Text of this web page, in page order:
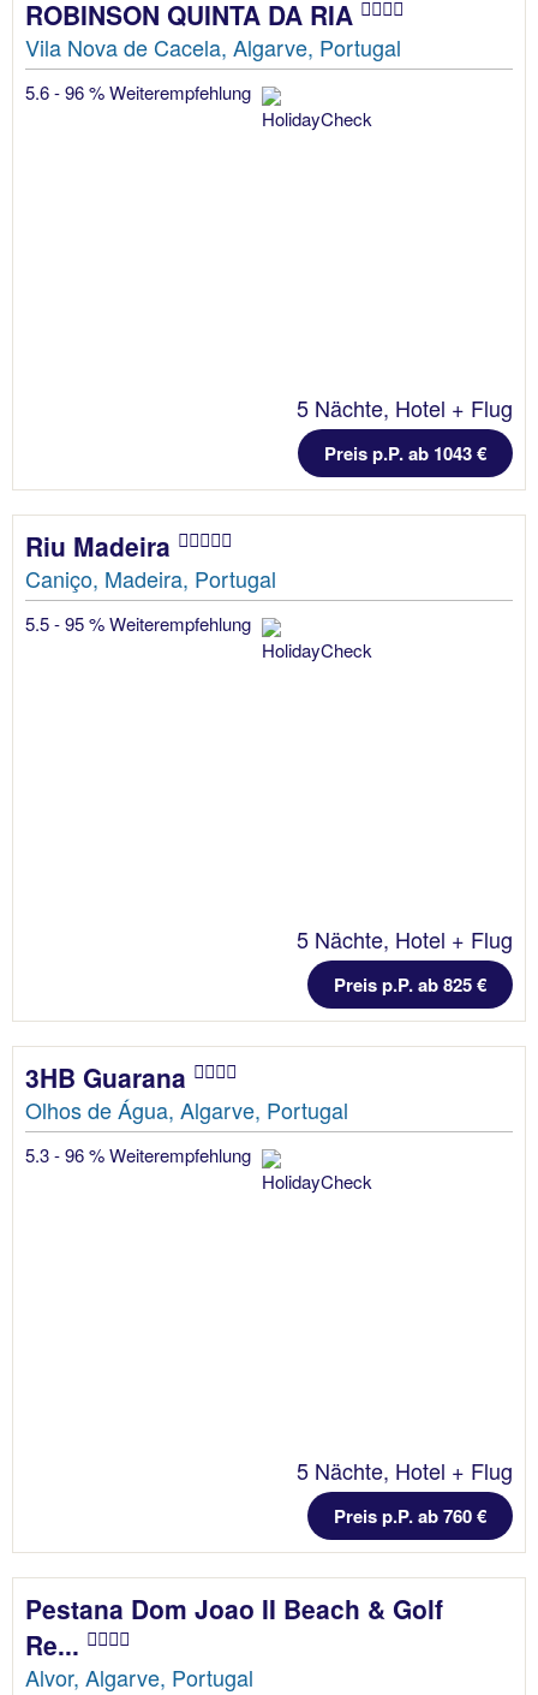
ROBINSON QUINTA DA RIA
Vila Nova de Cacela, Algarve, Portugal
5.6 - 96 % Weiterempfehlung
5 Nächte, Hotel + Flug
Preis p.P. ab 1043 €
Riu Madeira
Caniço, Madeira, Portugal
5.5 - 95 % Weiterempfehlung
5 Nächte, Hotel + Flug
Preis p.P. ab 825 €
3HB Guarana
Olhos de Água, Algarve, Portugal
5.3 - 96 % Weiterempfehlung
5 Nächte, Hotel + Flug
Preis p.P. ab 760 €
Pestana Dom Joao II Beach & Golf
Re...
Alvor, Algarve, Portugal